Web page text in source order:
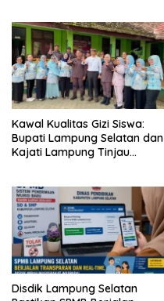
Lampung
Kawal Kualitas Gizi Siswa:
Bupati Lampung Selatan dan
Kajati Lampung Tinjau
Disdik Lampung Selatan